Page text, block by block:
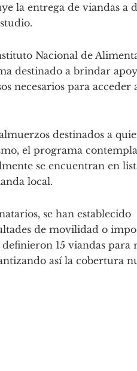
la entrega de viandas a
Nacional de
destinado a brindar
necesarios para acceder
destinados a
el programa
se encuentran en
local.
se han establecido
de movilidad o
15 viandas para
así la cobertura